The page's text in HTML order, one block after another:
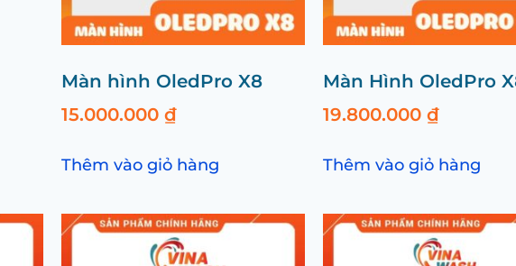
Màn hình OledPro X8
15.000.000 ₫
Thêm vào giỏ hàng
Màn Hình OledPro
19.800.000 ₫
Thêm vào giỏ hàng